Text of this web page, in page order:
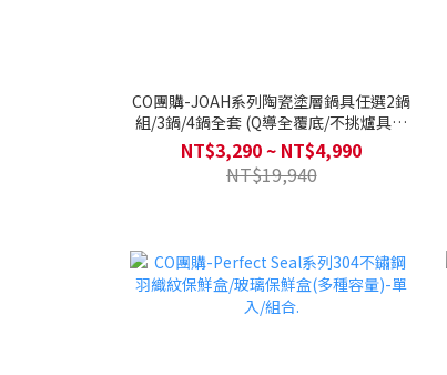
CO團購-JOAH系列陶瓷塗層鍋具任選2鍋
組/3鍋/4鍋全套 (Q導全覆底/不挑爐具，
瓦斯爐電磁爐可用)送矽膠配件兩件組-款
式隨機
NT$3,290 ~ NT$4,990
NT$19,940